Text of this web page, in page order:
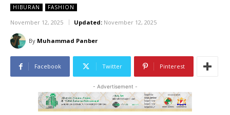
HIBURAN FASHION
November 12, 2025 Updated: November 12, 2025
By Muhammad Panber
Facebook Twitter Pinterest
- Advertisement -